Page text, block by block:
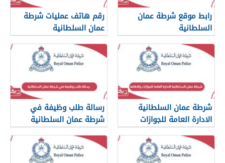
رابط موقع شرطة عمان
السلطانية
www.rop.gov.om
رقم هاتف عمليات شرطة
عمان السلطانية
شرطة عمان السلطانية
الادارة العامة للجوازات
والاقامة
رسالة طلب وظيفة في
شرطة عمان السلطانية